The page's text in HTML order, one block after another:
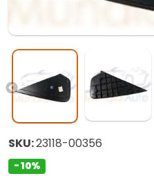
SKU:23118-00356
- 10%